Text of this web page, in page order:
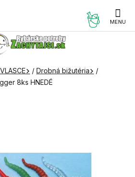
/ Drobná bižutéria
/
8ks HNEDÉ